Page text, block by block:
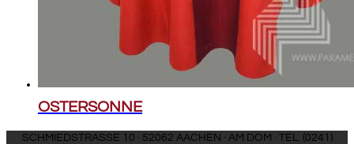
OSTERSONNE
SCHMIEDSTRASSE 10 · 52062 AACHEN · AM DOM · TEL. (0241)